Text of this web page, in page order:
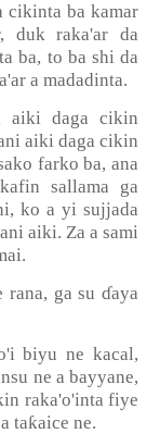
cikinta ba kamar
duk raka'ar da
ba, to ba shi da
a madadinta.
aiki daga cikin
aiki daga cikin
farko ba, ana
sallama ga
ko a yi sujjada
aiki. Za a sami
ga su ɗaya
biyu ne kacal,
ne a bayyane,
raka'o'inta fiye
taƙaice ne.